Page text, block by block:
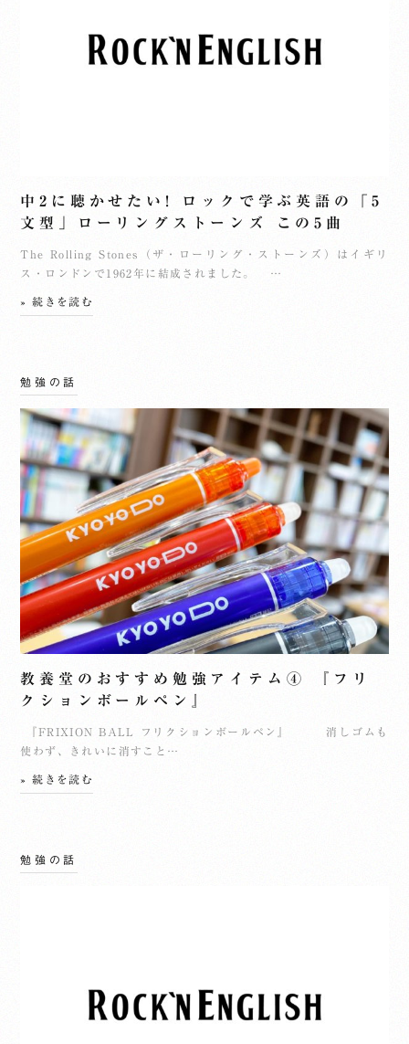
中2に聴かせたい! ロックで学ぶ英語の「5
文型」ローリングストーンズ この5曲
The Rolling Stones（ザ・ローリング・ストーンズ）はイギリ
ス・ロンドンで1962年に結成されました。 …
» 続きを読む
勉強の話
教養堂のおすすめ勉強アイテム④ 『フリ
クションボールペン』
『FRIXION BALL フリクションボールペン』 消しゴムも
使わず、きれいに消すこと…
» 続きを読む
勉強の話